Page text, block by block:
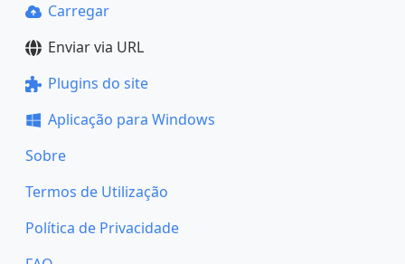
Carregar
Enviar via URL
Plugins do site
Aplicação para Windows
Sobre
Termos de Utilização
Política de Privacidade